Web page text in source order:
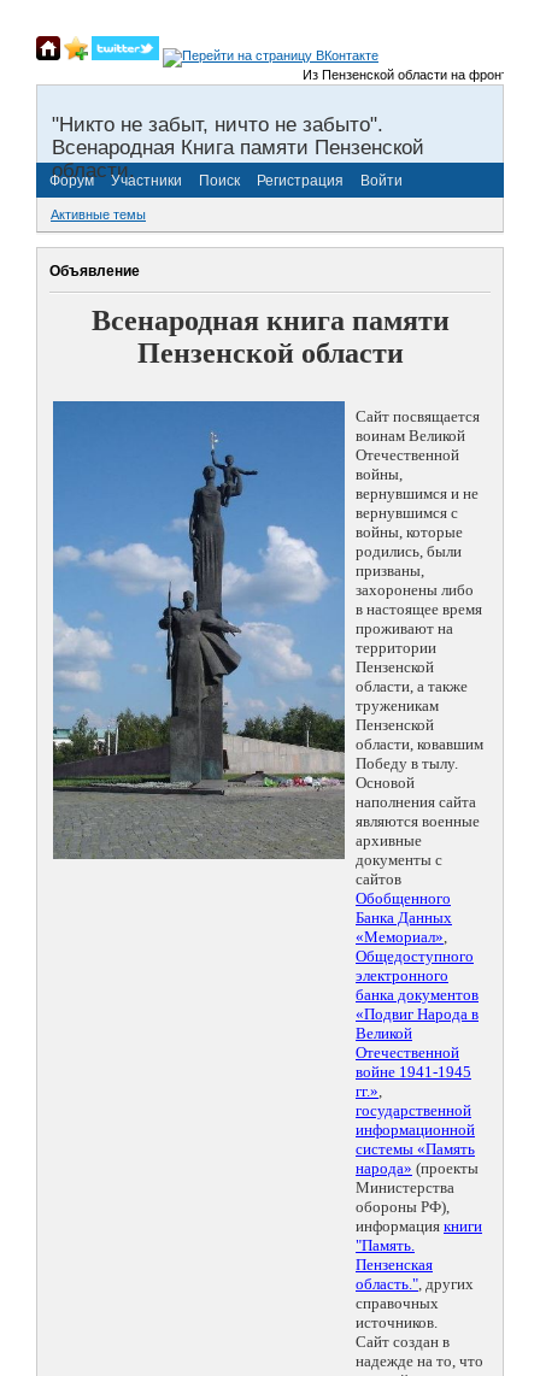
Из Пензенской области на фронты
"Никто не забыт, ничто не забыто".
Всенародная Книга памяти Пензенской
области.
Форум Участники Поиск Регистрация Войти
Активные темы
Объявление
Всенародная книга памяти
Пензенской области
Сайт посвящается
воинам Великой
Отечественной
войны,
вернувшимся и не
вернувшимся с
войны, которые
родились, были
призваны,
захоронены либо
в настоящее время
проживают на
территории
Пензенской
области, а также
труженикам
Пензенской
области, ковавшим
Победу в тылу.
Основой
наполнения сайта
являются военные
архивные
документы с
сайтов
Обобщенного
Банка Данных
«Мемориал»,
Общедоступного
электронного
банка документов
«Подвиг Народа в
Великой
Отечественной
войне 1941-1945
гг.»,
государственной
информационной
системы «Память
народа» (проекты
Министерства
обороны РФ),
информация книги
"Память.
Пензенская
область.", других
справочных
источников.
Сайт создан в
надежде на то, что